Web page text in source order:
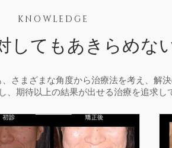
KNOWLEDGE
してもあきらめない
さまざまな角度から治療法を考え、解決
、期待以上の結果が出せる治療を追求し